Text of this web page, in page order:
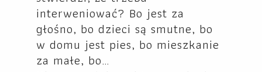
interweniować? Bo jest za
głośno, bo dzieci są smutne, bo
w domu jest pies, bo mieszkanie
za małe, bo…